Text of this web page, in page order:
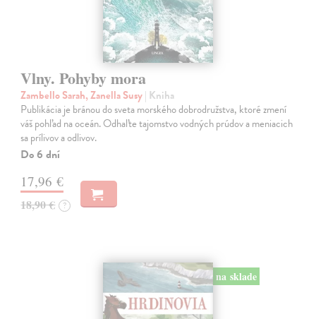
Vlny. Pohyby mora
Zambello Sarah, Zanella Susy| Kniha
Publikácia je bránou do sveta morského dobrodružstva, ktoré zmení
váš pohľad na oceán. Odhaľte tajomstvo vodných prúdov a meniacich
sa prílivov a odlivov.
Do 6 dní
17,96 €
18,90 € ?
na sklade